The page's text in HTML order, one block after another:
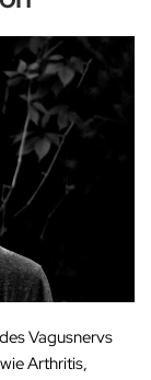
Vagusnervs
Arthritis,